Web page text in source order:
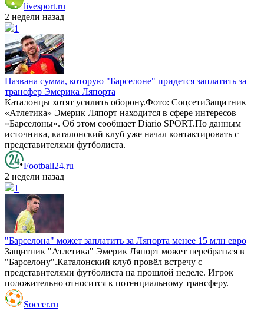
livesport.ru
2 недели назад
1
Названа сумма, которую "Барселоне" придется заплатить за
трансфер Эмерика Ляпорта
Каталонцы хотят усилить оборону.Фото: СоцсетиЗащитник
«Атлетика» Эмерик Ляпорт находится в сфере интересов
«Барселоны». Об этом сообщает Diario SPORT.По данным
источника, каталонский клуб уже начал контактировать с
представителями футболиста.
Football24.ru
2 недели назад
1
"Барселона" может заплатить за Ляпорта менее 15 млн евро
Защитник "Атлетика" Эмерик Ляпорт может перебраться в
"Барселону".Каталонский клуб провёл встречу с
представителями футболиста на прошлой неделе. Игрок
положительно относится к потенциальному трансферу.
Soccer.ru